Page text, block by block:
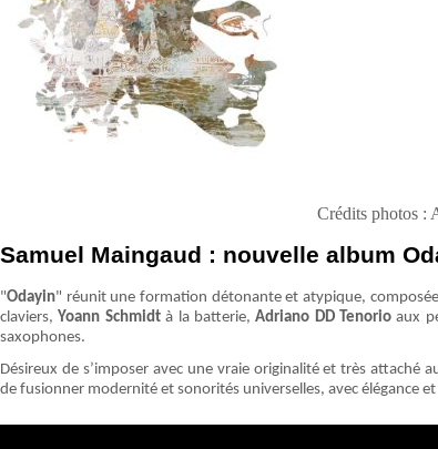
Crédits photos :
Samuel Maingaud : nouvelle album
"Odayin" réunit une formation détonante et atypique,
claviers, Yoann Schmidtà la batterie,Adriano DD Tenorio aux
saxophones.
Désireux de s’imposer avec une vraie originalité et très attaché
de fusionner modernité et sonorités universelles, avec élégance